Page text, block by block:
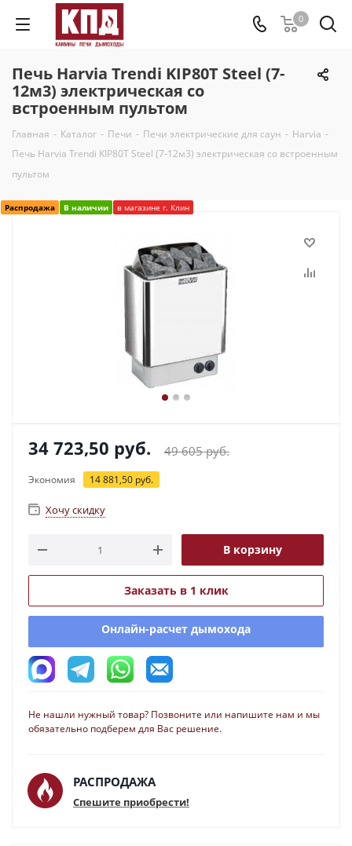
0
Печь Harvia Trendi KIP80T Steel (7-
12м3) электрическая со
встроенным пультом
Главная - Каталог - Печи - Печи электрические для саун - Harvia -
Печь Harvia Trendi KIP80T Steel (7-12м3) электрическая со встроенным
пультом
Распродажа В наличии в магазине г. Клин
34 723,50 руб. 49 605руб.
Экономия 14 881,50 руб.
Хочу скидку
В корзину
Заказать в 1 клик
Онлайн-расчет дымохода
Не нашли нужный товар? Позвоните или напишите нам и мы
обязательно подберем для Вас решение.
РАСПРОДАЖА
Спешите приобрести!